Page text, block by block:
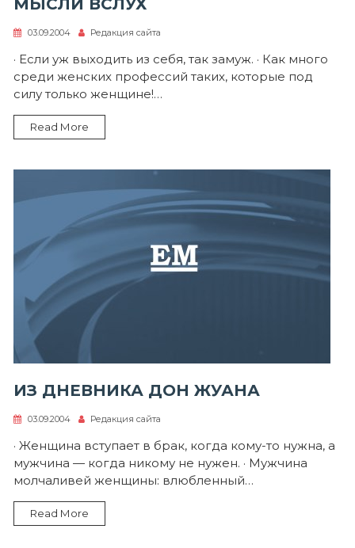
МЫСЛИ ВСЛУХ
03.09.2004 Редакция сайта
· Если уж выходить из себя, так замуж. · Как много
среди женских профессий таких, которые под
силу только женщине!…
Read More
ИЗ ДНЕВНИКА ДОН ЖУАНА
03.09.2004 Редакция сайта
· Женщина вступает в брак, когда кому-то нужна, а
мужчина — когда никому не нужен. · Мужчина
молчаливей женщины: влюбленный…
Read More